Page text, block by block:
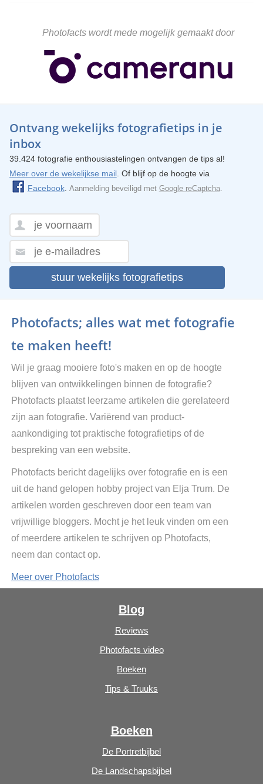
Photofacts wordt mede mogelijk gemaakt door
Ontvang wekelijks fotografietips in je
inbox
39.424 fotografie enthousiastelingen ontvangen de tips al!
Meer over de wekelijkse mail. Of blijf op de hoogte via
Facebook. Aanmelding beveiligd met Google reCaptcha.
stuur wekelijks fotografietips
Photofacts; alles wat met fotografie
te maken heeft!
Wil je graag mooiere foto's maken en op de hoogte
blijven van ontwikkelingen binnen de fotografie?
Photofacts plaatst leerzame artikelen die gerelateerd
zijn aan fotografie. Variërend van product-
aankondiging tot praktische fotografietips of de
bespreking van een website.
Photofacts bericht dagelijks over fotografie en is een
uit de hand gelopen hobby project van Elja Trum. De
artikelen worden geschreven door een team van
vrijwillige bloggers. Mocht je het leuk vinden om een
of meerdere artikelen te schrijven op Photofacts,
neem dan contact op.
Meer over Photofacts
Blog
Reviews
Photofacts video
Boeken
Tips & Truuks
Boeken
De Portretbijbel
De Landschapsbijbel